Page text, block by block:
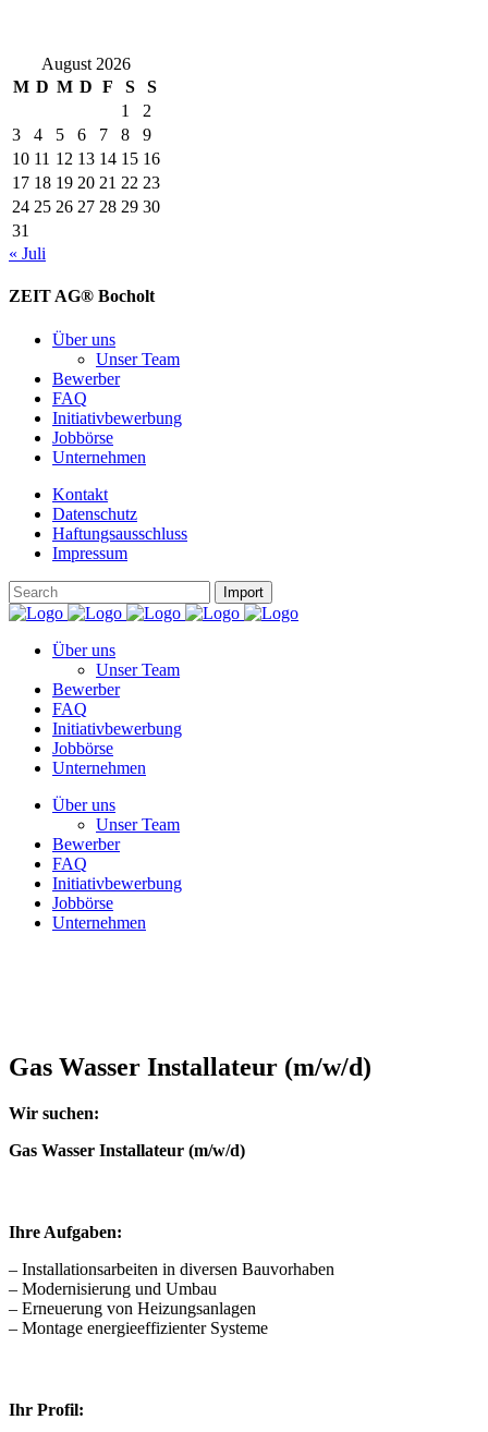
August 2026
M D M D F S
S
1
2
3
4 5 6 7 8
9
10 11 12 13 14 15 16
17 18 19 20 21 22 23
24 25 26 27 28 29 30
31
« Juli
ZEIT AG® Bocholt
Über uns
Unser Team
Bewerber
FAQ
Initiativbewerbung
Jobbörse
Unternehmen
Kontakt
Datenschutz
Haftungsausschluss
Impressum
Über uns
Unser Team
Bewerber
FAQ
Initiativbewerbung
Jobbörse
Unternehmen
Über uns
Unser Team
Bewerber
FAQ
Initiativbewerbung
Jobbörse
Unternehmen
Gas Wasser Installateur (m/w/d)
Wir suchen:
Gas Wasser Installateur (m/w/d)
Ihre Aufgaben:
– Installationsarbeiten in diversen Bauvorhaben
– Modernisierung und Umbau
– Erneuerung von Heizungsanlagen
– Montage energieeffizienter Systeme
Ihr Profil: